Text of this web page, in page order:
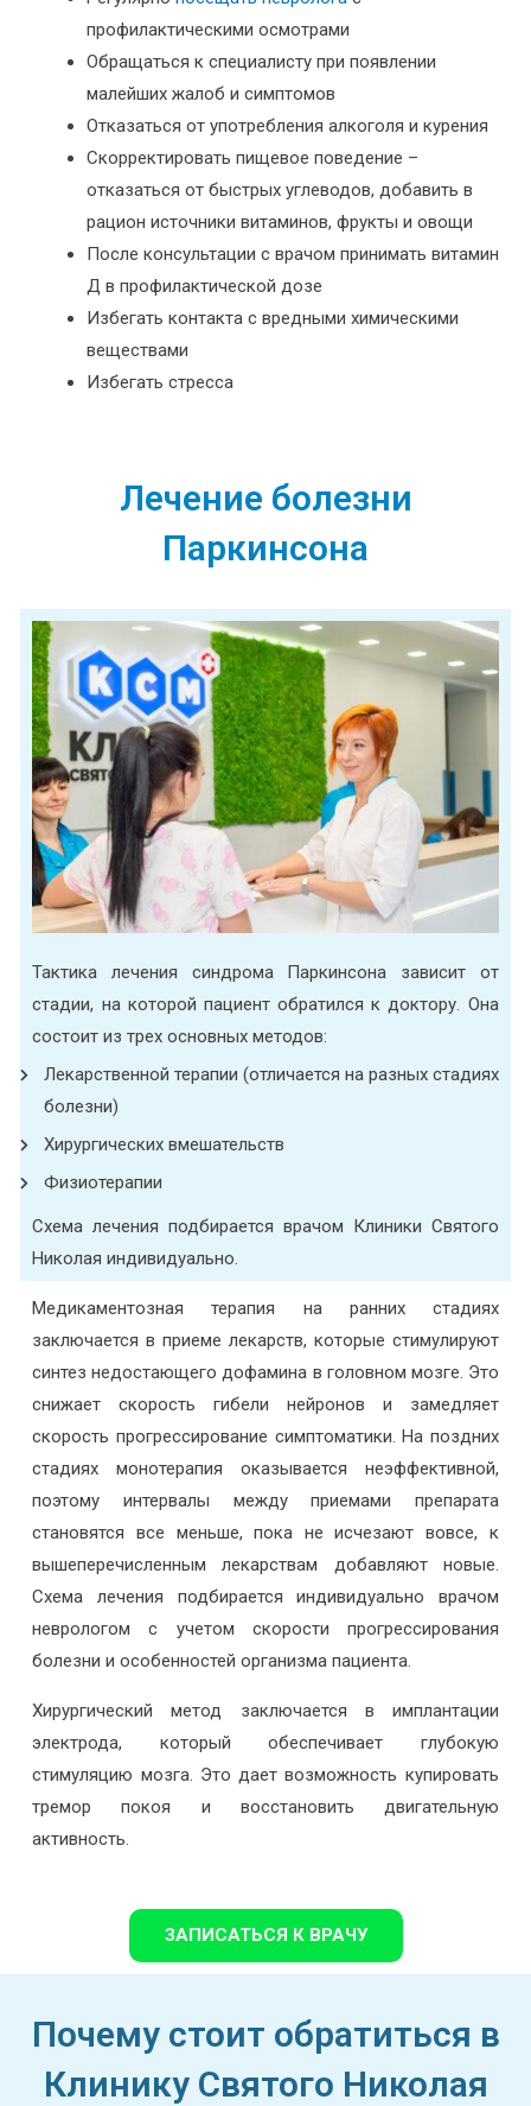
профилактическими осмотрами
Обращаться к специалисту при появлении
малейших жалоб и симптомов
Отказаться от употребления алкоголя и курения
Скорректировать пищевое поведение –
отказаться от быстрых углеводов, добавить в
рацион источники витаминов, фрукты и овощи
После консультации с врачом принимать витамин
Д в профилактической дозе
Избегать контакта с вредными химическими
веществами
Избегать стресса
Лечение болезни
Паркинсона
Тактика лечения синдрома Паркинсона зависит от
стадии, на которой пациент обратился к доктору. Она
состоит из трех основных методов:
Лекарственной терапии (отличается на разных стадиях
болезни)
Хирургических вмешательств
Физиотерапии
Схема лечения подбирается врачом Клиники Святого
Николая индивидуально.
Медикаментозная терапия на ранних стадиях
заключается в приеме лекарств, которые стимулируют
синтез недостающего дофамина в головном мозге. Это
снижает скорость гибели нейронов и замедляет
скорость прогрессирование симптоматики. На поздних
стадиях монотерапия оказывается неэффективной,
поэтому интервалы между приемами препарата
становятся все меньше, пока не исчезают вовсе, к
вышеперечисленным лекарствам добавляют новые.
Схема лечения подбирается индивидуально врачом
неврологом с учетом скорости прогрессирования
болезни и особенностей организма пациента.
Хирургический метод заключается в имплантации
электрода, который обеспечивает глубокую
стимуляцию мозга. Это дает возможность купировать
тремор покоя и восстановить двигательную
активность.
ЗАПИСАТЬСЯ К ВРАЧУ
Почему стоит обратиться в
Клинику Святого Николая